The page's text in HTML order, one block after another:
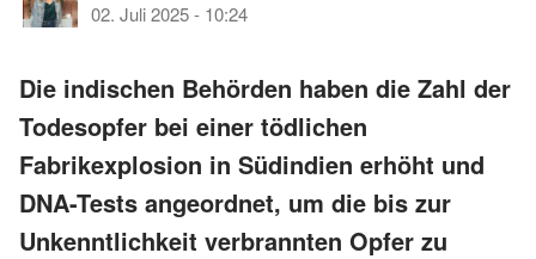
02. Juli 2025- 10:24
Die indischen Behörden haben die Zahl der
Todesopfer bei einer tödlichen
Fabrikexplosion in Südindien erhöht und
DNA-Tests angeordnet, um die bis zur
Unkenntlichkeit verbrannten Opfer zu